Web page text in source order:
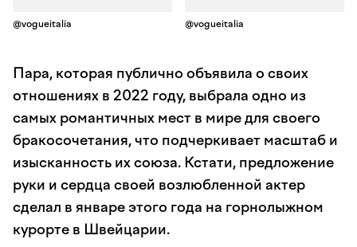
@vogueitalia @vogueitalia
Пара, которая публично объявила о своих
отношениях в 2022 году, выбрала одно из
самых романтичных мест в мире для своего
бракосочетания, что подчеркивает масштаб и
изысканность их союза. Кстати, предложение
руки и сердца своей возлюбленной актер
сделал в январе этого года на горнолыжном
курорте в Швейцарии.